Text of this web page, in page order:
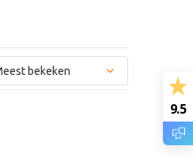
9.5